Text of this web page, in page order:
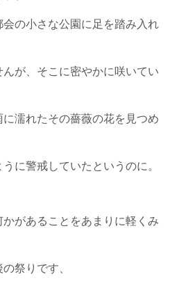
の小さな公園に足を踏み入れ
が、そこに密やかに咲いてい
濡れたその薔薇の花を見つめ
に警戒していたというのに。
があることをあまりに軽くみ
祭りです、